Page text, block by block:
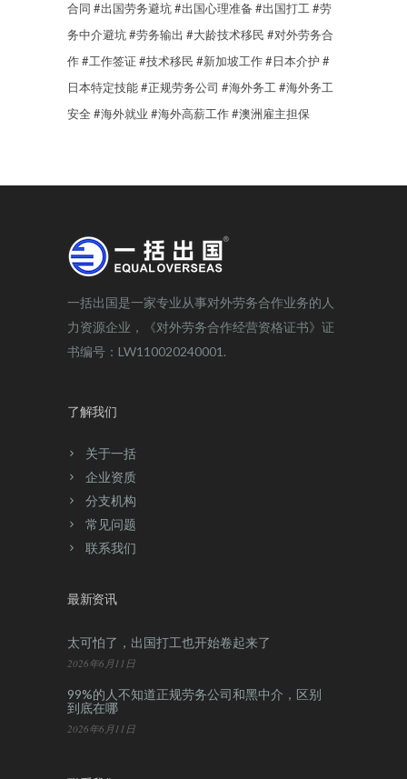
合同 #出国劳务避坑#出国心理准备 #出国打工 #劳
务中介避坑#劳务输出 #大龄技术移民 #对外劳务合
作#工作签证#技术移民 #新加坡工作#日本介护 #
日本特定技能#正规劳务公司 #海外务工 #海外务工
安全#海外就业 #海外高薪工作#澳洲雇主担保
一括出国是一家专业从事对外劳务合作业务的人
力资源企业，《对外劳务合作经营资格证书》证
书编号：LW110020240001.
了解我们
关于一括
企业资质
分支机构
常见问题
联系我们
最新资讯
太可怕了，出国打工也开始卷起来了
2026年6月11日
99%的人不知道正规劳务公司和黑中介，区别
到底在哪
2026年6月11日